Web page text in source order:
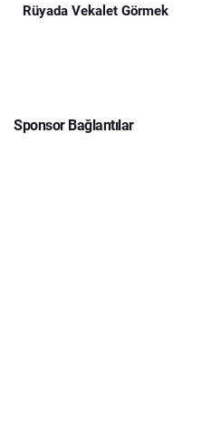
Rüyada Vekalet Görmek
Sponsor Bağlantılar